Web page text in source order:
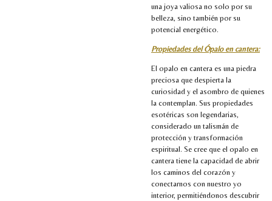
una joya valiosa no solo por su
belleza, sino también por su
potencial energético.
Propiedades del Ópalo en cantera:
El opalo en cantera es una piedra
preciosa que despierta la
curiosidad y el asombro de quienes
la contemplan. Sus propiedades
esotéricas son legendarias,
considerado un talismán de
protección y transformación
espiritual. Se cree que el opalo en
cantera tiene la capacidad de abrir
los caminos del corazón y
conectarnos con nuestro yo
interior, permitiéndonos descubrir